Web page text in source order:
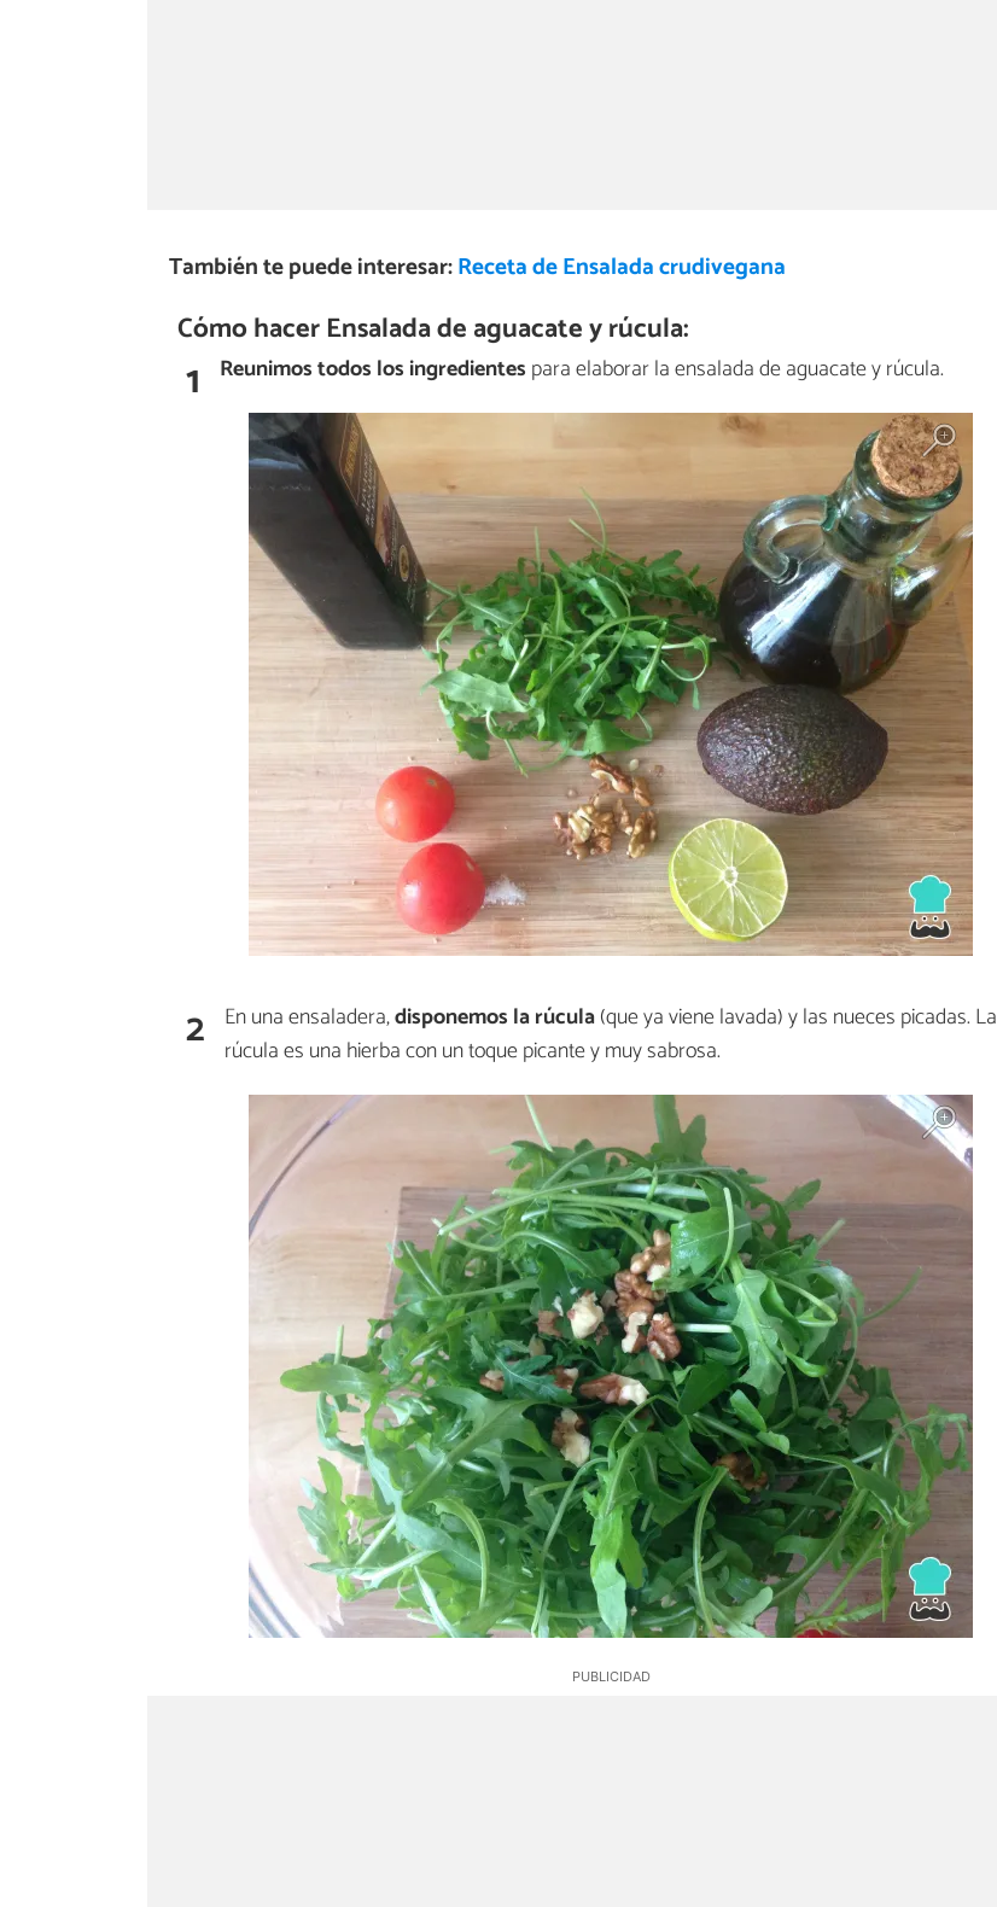
También te puede interesar:Receta de Ensalada crudivegana
Cómo hacer Ensalada de aguacate y rúcula:
1 Reunimos todos los ingredientes para elaborar la ensalada de aguacate y rúcula.
2 En una ensaladera,disponemos la rúcula(que ya viene lavada) y las nueces picadas. La
rúcula es una hierba con un toque picante y muy sabrosa.